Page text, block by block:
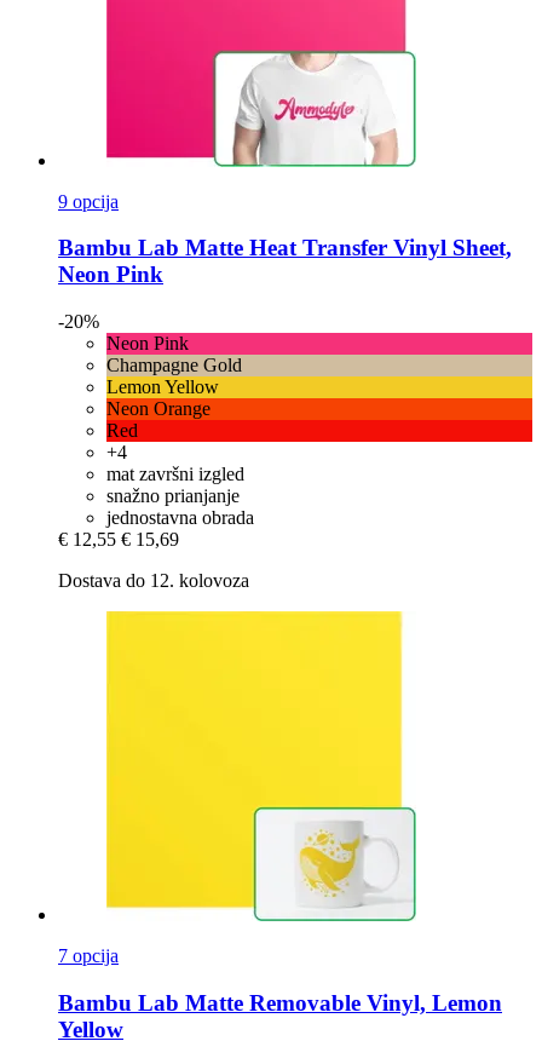
9 opcija
Bambu Lab Matte Heat Transfer Vinyl Sheet,
Neon Pink
-20%
Neon Pink
Champagne Gold
Lemon Yellow
Neon Orange
Red
+4
mat završni izgled
snažno prianjanje
jednostavna obrada
€ 12,55 € 15,69
Dostava do 12. kolovoza
7 opcija
Bambu Lab Matte Removable Vinyl, Lemon
Yellow